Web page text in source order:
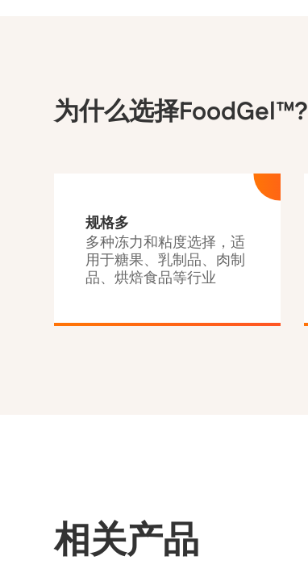
为什么选择FoodGel™?
规格多
多种冻力和粘度选择，适
用于糖果、乳制品、肉制
品、烘焙食品等行业
相关产品